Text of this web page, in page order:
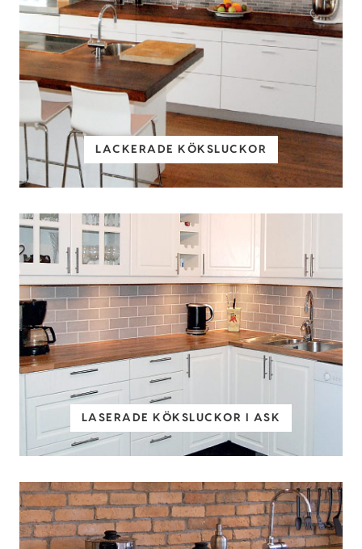
LACKERADE KÖKSLUCKOR
LASERADE KÖKSLUCKOR I ASK